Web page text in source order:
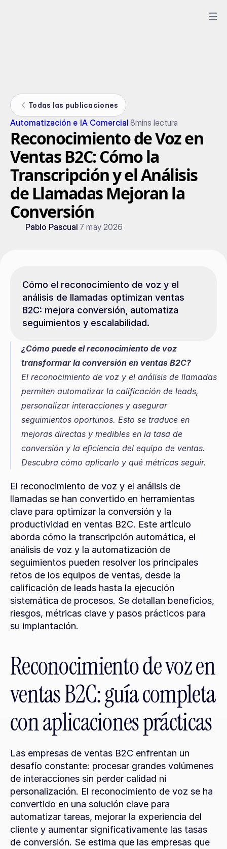
Todas las publicaciones
Automatización e IA Comercial 8mins lectura
Reconocimiento de Voz en
Ventas B2C: Cómo la
Transcripción y el Análisis
de Llamadas Mejoran la
Conversión
Pablo Pascual 7 may 2026
Cómo el reconocimiento de voz y el
análisis de llamadas optimizan ventas
B2C: mejora conversión, automatiza
seguimientos y escalabilidad.
¿Cómo puede el reconocimiento de voz
transformar la conversión en ventas B2C?
El reconocimiento de voz y el análisis de llamadas
permiten automatizar la calificación de leads,
personalizar interacciones y asegurar
seguimientos oportunos. Esto se traduce en
mejoras directas y medibles en la tasa de
conversión y la eficiencia del equipo de ventas.
Descubra cómo aplicarlo y qué métricas seguir.
El reconocimiento de voz y el análisis de
llamadas se han convertido en herramientas
clave para optimizar la conversión y la
productividad en ventas B2C. Este artículo
aborda cómo la transcripción automática, el
análisis de voz y la automatización de
seguimientos pueden resolver los principales
retos de los equipos de ventas, desde la
calificación de leads hasta la ejecución
sistemática de procesos. Se detallan beneficios,
riesgos, métricas clave y pasos prácticos para
su implantación.
Reconocimiento de voz en
ventas B2C: guía completa
con aplicaciones prácticas
Las empresas de ventas B2C enfrentan un
desafío constante: procesar grandes volúmenes
de interacciones sin perder calidad ni
personalización. El reconocimiento de voz se ha
convertido en una solución clave para
automatizar tareas, mejorar la experiencia del
cliente y aumentar significativamente las tasas
de conversión. Se estima que las empresas que